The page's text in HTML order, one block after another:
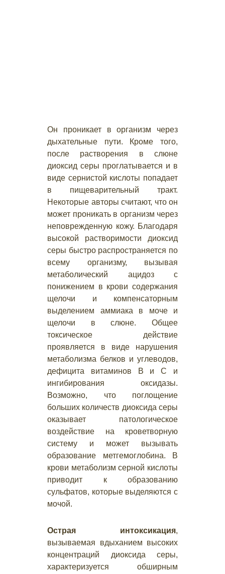
Он проникает в организм через
дыхательные пути. Кроме того,
после растворения в слюне
диоксид серы проглатывается и в
виде сернистой кислоты попадает
в пищеварительный тракт.
Некоторые авторы считают, что он
может проникать в организм через
неповрежденную кожу. Благодаря
высокой растворимости диоксид
серы быстро распространяется по
всему организму, вызывая
метаболический ацидоз с
понижением в крови содержания
щелочи и компенсаторным
выделением аммиака в моче и
щелочи в слюне. Общее
токсическое действие
проявляется в виде нарушения
метаболизма белков и углеводов,
дефицита витаминов В и С и
ингибирования оксидазы.
Возможно, что поглощение
больших количеств диоксида серы
оказывает патологическое
воздействие на кроветворную
систему и может вызывать
образование метгемоглобина. В
крови метаболизм серной кислоты
приводит к образованию
сульфатов, которые выделяются с
мочой.
Острая интоксикация,
вызываемая вдыханием высоких
концентраций диоксида серы,
характеризуется обширным